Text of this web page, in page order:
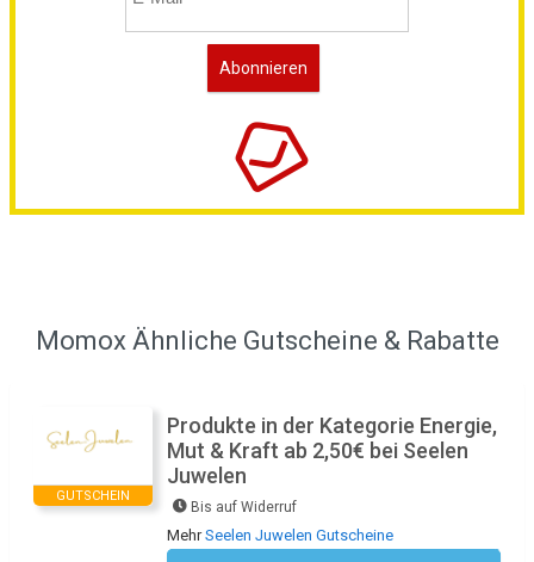
Momox Ähnliche Gutscheine & Rabatte
GUTSCHEIN
Produkte in der Kategorie Energie,
Mut & Kraft ab 2,50€ bei Seelen
Juwelen
Bis auf Widerruf
MehrSeelen Juwelen Gutscheine